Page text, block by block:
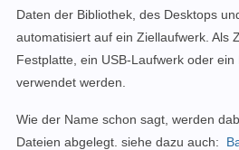
Daten der Bibliothek, des Desktops
automatisiert auf ein Ziellaufwerk. Als
Festplatte, ein USB-Laufwerk oder ein
verwendet werden.
Wie der Name schon sagt, werden
Dateien abgelegt. siehe dazu auch: